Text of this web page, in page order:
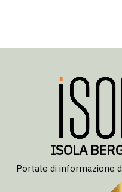
ISOLA
Portale di informazione